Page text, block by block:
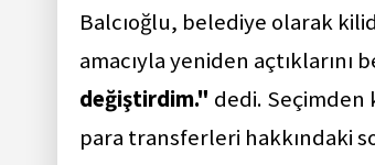
Balcıoğlu, belediye olarak
amacıyla yeniden açtıklarını
değiştirdim." dedi. Seçimden
para transferleri hakkındaki